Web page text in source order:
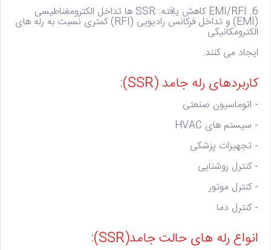
6. EMI/RFI کاهش یافته:
SSR ها تداخل الکترومغناطیسی
(EMI) و تداخل فرکانس رادیویی (RFI) کمتری نسبت به رله های
الکترومکانیکی
ایجاد می کنند.
کاربردهای رله جامد (SSR):
- اتوماسیون صنعتی
- سیستم های HVAC
- تجهیزات پزشکی
- کنترل روشنایی
- کنترل موتور
- کنترل دما
انواع رله های حالت جامد(SSR):